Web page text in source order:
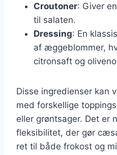
Croutoner: Giver
til salaten.
Dressing: En
af æggeblommer,
citronsaft og
Disse ingredienser kan
med forskellige
eller grøntsager. Det er
fleksibilitet, der gør
ret til både frokost og